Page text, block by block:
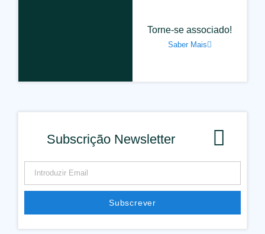
Torne-se associado!
Saber Mais
Subscrição Newsletter
Subscrever